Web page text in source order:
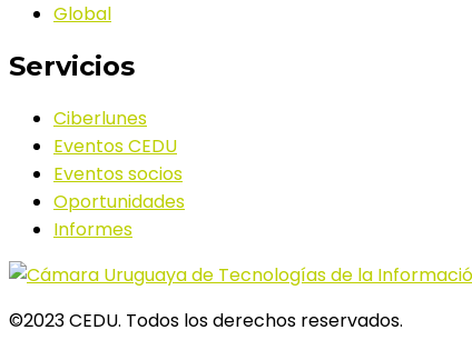
Global
Servicios
Ciberlunes
Eventos CEDU
Eventos socios
Oportunidades
Informes
©2023 CEDU. Todos los derechos reservados.